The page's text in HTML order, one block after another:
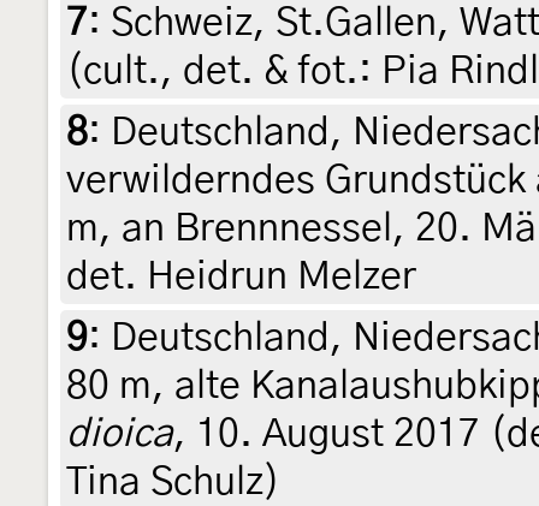
7: Schweiz, St.Gallen,
(cult., det. & fot.: Pia
8: Deutschland,
verwilderndes Grundstück
m, an Brennnessel, 20.
det. Heidrun Melzer
9: Deutschland,
80 m, alte
dioica, 10. August 2017
Tina Schulz)